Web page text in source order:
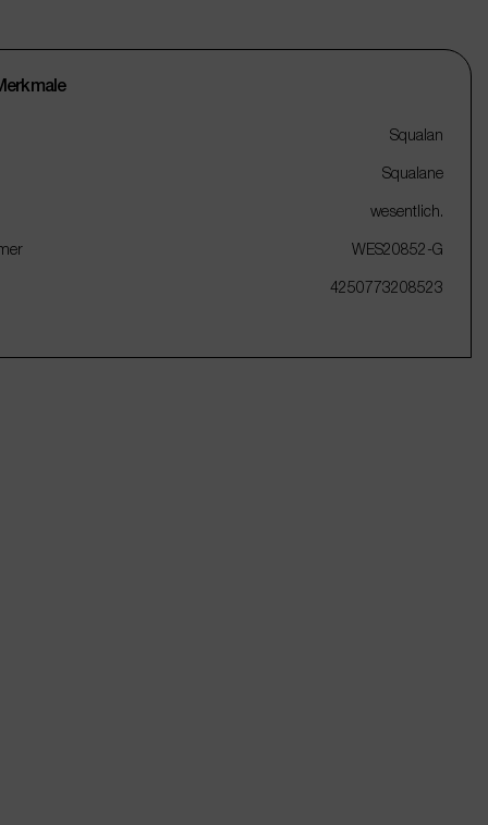
Squalan
Squalane
wesentlich.
WES20852-G
4250773208523